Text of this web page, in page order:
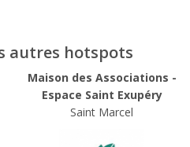
autres hotspots
Maison des Associations -
Espace Saint Exupéry
Saint Marcel